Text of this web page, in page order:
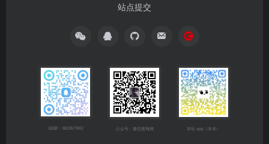
站点提交
QQ群：682921902 公众号：微信搜海拥 本站 app（安卓）